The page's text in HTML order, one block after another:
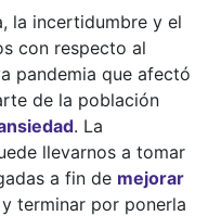
la incertidumbre y el
con respecto al
pandemia que afectó
de la población
. La
llevarnos a tomar
a fin de mejorar
y terminar por ponerla